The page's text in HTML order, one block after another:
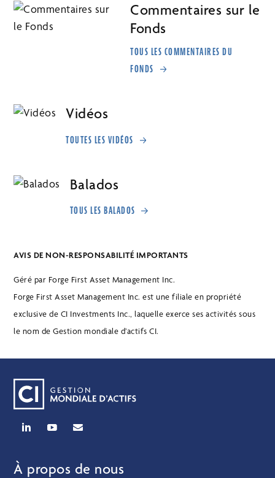
Commentaires sur le
Fonds
TOUS LES COMMENTAIRES DU
FONDS
Vidéos
TOUTES LES VIDÉOS
Balados
TOUS LES BALADOS
AVIS DE NON-RESPONSABILITÉ IMPORTANTS
Géré par Forge First Asset Management Inc.
Forge First Asset Management Inc. est une filiale en propriété
exclusive de CI Investments Inc., laquelle exerce ses activités sous
le nom de Gestion mondiale d’actifs CI.
À propos de nous